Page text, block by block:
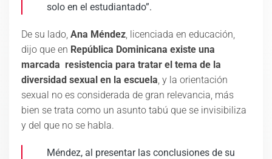
solo en el estudiantado”.
De su lado, Ana Méndez , licenciada en educación,
dijo que en República Dominicana existe una
marcada resistencia para tratar el tema de la
diversidad sexual en la escuela , y la orientación
sexual no es considerada de gran relevancia, más
bien se trata como un asunto tabú que se invisibiliza
y del que no se habla.
Méndez, al presentar las conclusiones de su